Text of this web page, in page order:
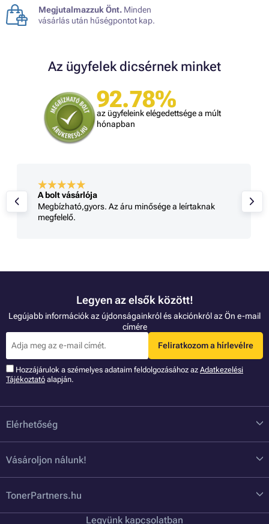
Megjutalmazzuk Önt. Minden
vásárlás után hűségpontot kap.
Az ügyfelek dicsérnek minket
92.78%
az ügyfeleink elégedettsége a múlt
hónapban
A bolt vásárlója
Megbízható,gyors. Az áru minősége a leírtaknak
megfelelő.
Legyen az elsők között!
Legújabb információk az újdonságainkról és akciónkról az Ön e-mail
címére
Feliratkozom a hírlevélre
Hozzájárulok a szémelyes adataim feldolgozásához az Adatkezelési
Tájékoztató alapján.
Elérhetőség
Vásároljon nálunk!
TonerPartners.hu
Legyünk kapcsolatban